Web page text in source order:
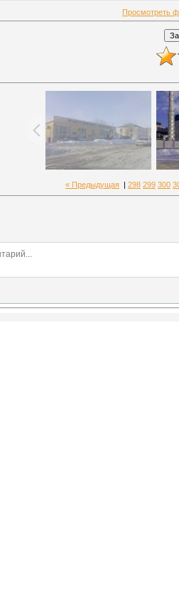
Просмотреть
« Предыдущая 298 299 300